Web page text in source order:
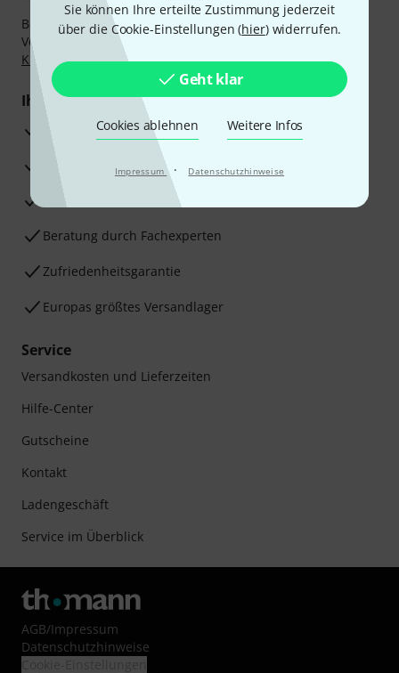
Sie können Ihre erteilte Zustimmung jederzeit
über die Cookie-Einstellungen (hier) widerrufen.
Geht klar
Cookies ablehnen Weitere Infos
Impressum · Datenschutzhinweise
Bezahlen Sie vertraulich und sicher per Nachnahme,
Vorkasse, PayPal, Amazon Pay,
Klarna Sofort bezahlen
Klarna Ratenzahlungoder Kreditkarte.
Ihre Vorteile
3 Jahre Thomann Garantie
30 Tage Money-Back-Garantie
Beratung durch Fachexperten
Zufriedenheitsgarantie
Europas größtes Versandlager
Service
Versandkosten und Lieferzeiten
Hilfe-Center
Gutscheine
Kontakt
Ladengeschäft
Service im Überblick
AGB/Impressum
Datenschutzhinweise